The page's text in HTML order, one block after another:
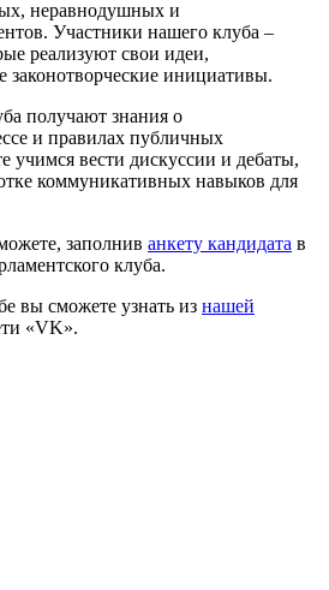
неравнодушных и
Участники нашего клуба –
реализуют свои идеи,
законотворческие инициативы.
получают знания о
и правилах публичных
вести дискуссии и дебаты,
коммуникативных навыков для
заполнив анкету кандидата в
клуба.
вы сможете узнать из нашей
«VK».